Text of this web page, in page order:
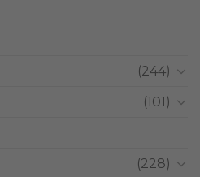
(244)
(101)
(228)